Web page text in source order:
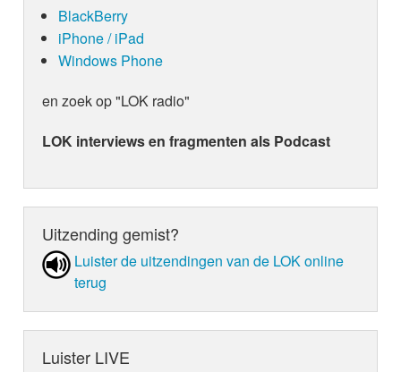
BlackBerry
iPhone / iPad
Windows Phone
en zoek op "LOK radio"
LOK interviews en fragmenten als Podcast
Uitzending gemist?
Luister de uit­zen­din­gen van de LOK online
terug
Luister LIVE